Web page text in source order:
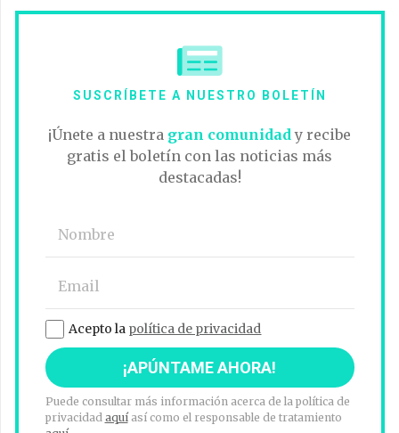
SUSCRÍBETE A NUESTRO BOLETÍN
¡Únete a nuestra gran comunidad y recibe
gratis el boletín con las noticias más
destacadas!
Acepto la política de privacidad
Puede consultar más información acerca de la política de
privacidad aquíasí como el responsable de tratamiento